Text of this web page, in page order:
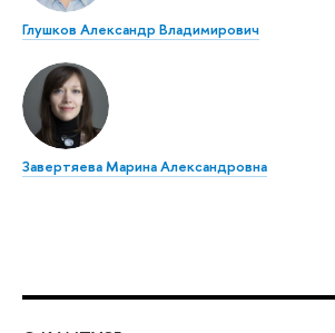
Глушков Александр Владимирович
Завертяева Марина Александровна